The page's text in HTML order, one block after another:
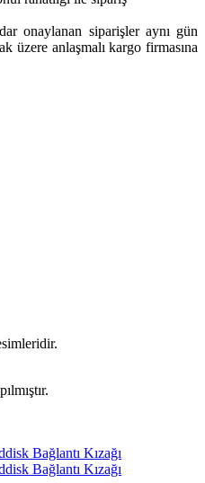
onaylanan siparişler aynı gün
üzere anlaşmalı kargo firmasına